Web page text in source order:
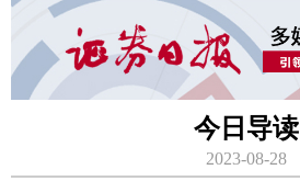
今日导读
2023-08-28